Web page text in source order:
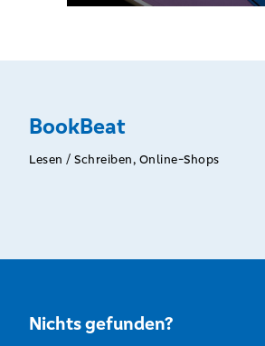
BookBeat
Lesen / Schreiben, Online-Shops
Nichts gefunden?